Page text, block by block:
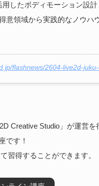
したボディモーション設計
意領域から実践的なノウハ
flashnews/2604-live2d-
Creative Studio」が運営を
です！
習得することができます。